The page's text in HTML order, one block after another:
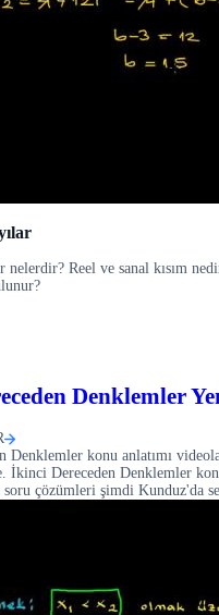
nelerdir? Reel ve sanal kısım
Denklemler
Denklemler konu anlatımı
İkinci Dereceden Denklemler
çözümleri şimdi Kunduz'da